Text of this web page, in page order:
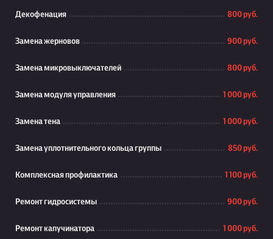
Декофенация 800 руб.
Замена жерновов 900 руб.
Замена микровыключателей 800 руб.
Замена модуля управления 1 000 руб.
Замена тена 1 000 руб.
Замена уплотнительного кольца группы 850 руб.
Комплексная профилактика 1 100 руб.
Ремонт гидросистемы 900 руб.
Ремонт капучинатора 1 000 руб.